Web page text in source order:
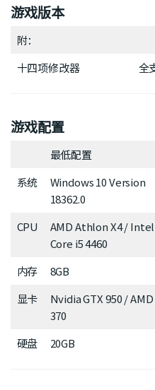
游戏版本
附：
十四项修改器
全
游戏配置
最低配置
系统
Windows 10 Version
18362.0
CPU
AMD Athlon X4 / Intel
Core i5 4460
内存
8GB
显卡
Nvidia GTX 950 / AMD
370
硬盘
20GB